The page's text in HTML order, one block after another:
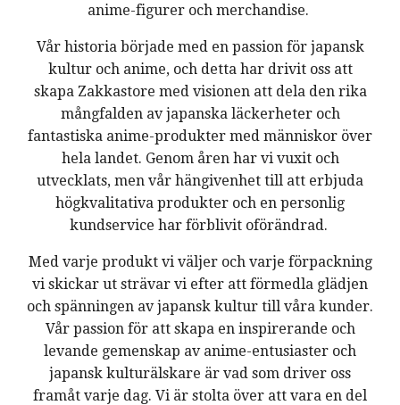
anime-figurer och merchandise.
Vår historia började med en passion för japansk
kultur och anime, och detta har drivit oss att
skapa Zakkastore med visionen att dela den rika
mångfalden av japanska läckerheter och
fantastiska anime-produkter med människor över
hela landet. Genom åren har vi vuxit och
utvecklats, men vår hängivenhet till att erbjuda
högkvalitativa produkter och en personlig
kundservice har förblivit oförändrad.
Med varje produkt vi väljer och varje förpackning
vi skickar ut strävar vi efter att förmedla glädjen
och spänningen av japansk kultur till våra kunder.
Vår passion för att skapa en inspirerande och
levande gemenskap av anime-entusiaster och
japansk kulturälskare är vad som driver oss
framåt varje dag. Vi är stolta över att vara en del